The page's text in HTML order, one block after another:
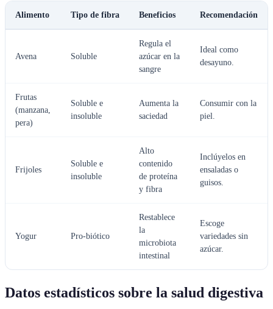
Alimento Tipo de fibra Beneficios Recomendación
Avena Soluble
Regula el
azúcar en la
sangre
Ideal como
desayuno.
Frutas
(manzana,
pera)
Soluble e
insoluble
Aumenta la
saciedad
Consumir con la
piel.
Frijoles
Soluble e
insoluble
Alto
contenido
de proteína
y fibra
Inclúyelos en
ensaladas o
guisos.
Yogur Pro-biótico
Restablece
la
microbiota
intestinal
Escoge
variedades sin
azúcar.
Datos estadísticos sobre la salud digestiva